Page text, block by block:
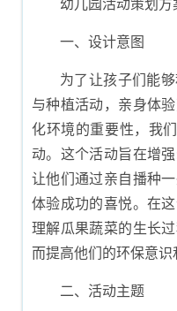
幼儿园活动策划方
一、设计意图
为了让孩子们能
与种植活动，亲身体
化环境的重要性，我
动。这个活动旨在增
让他们通过亲自播种
体验成功的喜悦。在
理解瓜果蔬菜的生长
而提高他们的环保意识
二、活动主题